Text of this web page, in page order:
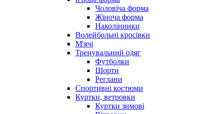
Чоловіча форма
Жіноча форма
Наколінники
Волейбольні кросівки
М'ячі
Тренувальний одяг
Футболки
Шорти
Реглани
Спортивні костюми
Куртки, ветровки
Куртки зимові